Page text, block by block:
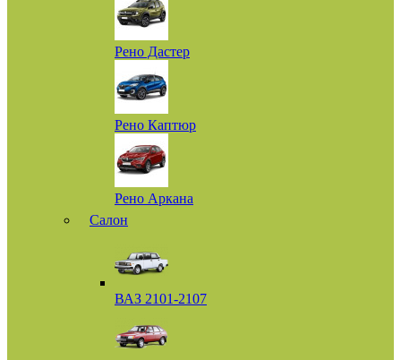
Рено Дастер
Рено Каптюр
Рено Аркана
Салон
ВАЗ 2101-2107